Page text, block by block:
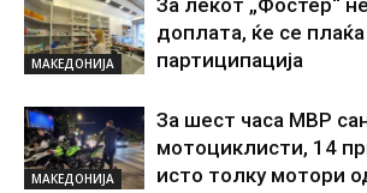
МАКЕДОНИЈА
доплата, ќе се
партиципација
МАКЕДОНИЈА
За шест часа МВР
мотоциклисти, 14
исто толку мотори